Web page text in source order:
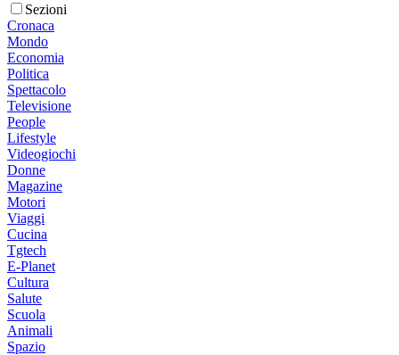
Sezioni
Cronaca
Mondo
Economia
Politica
Spettacolo
Televisione
People
Lifestyle
Videogiochi
Donne
Magazine
Motori
Viaggi
Cucina
Tgtech
E-Planet
Cultura
Salute
Scuola
Animali
Spazio